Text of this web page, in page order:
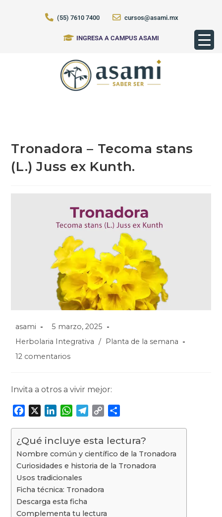
(55) 7610 7400 cursos@asami.mx
INGRESA A CAMPUS ASAMI
Tronadora – Tecoma stans
(L.) Juss ex Kunth.
asami
5 marzo, 2025
Herbolaria Integrativa / Planta de la semana
12 comentarios
Invita a otros a vivir mejor:
e
b
o
o
k
k
e
d
I
n
W
t
s
A
p
p
e
g
r
m
y
L
i
p
a
r
¿Qué incluye esta lectura?
Nombre común y científico de la Tronadora
Curiosidades e historia de la Tronadora
Usos tradicionales
Ficha técnica: Tronadora
Descarga esta ficha
Complementa tu lectura